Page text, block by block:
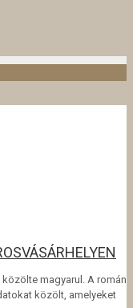
magyarul. A román
közölt, amelyeket